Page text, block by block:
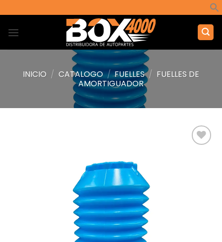
al
contenido
INICIO / CATALOGO / FUELLES / FUELLES DE
AMORTIGUADOR